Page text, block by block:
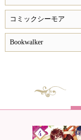
コミックシーモア
Bookwalker